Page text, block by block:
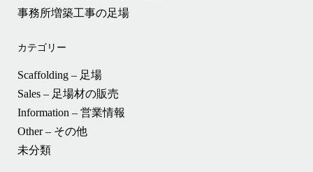
事務所増築工事の足場
カテゴリー
Scaffolding – 足場
Sales – 足場材の販売
Information – 営業情報
Other – その他
未分類